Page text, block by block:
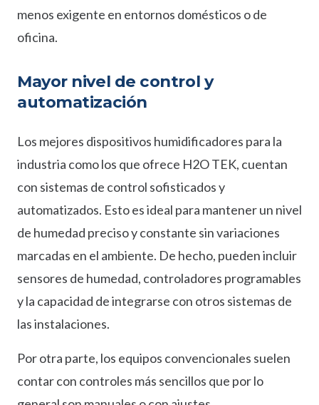
menos exigente en entornos domésticos o de
oficina.
Mayor nivel de control y
automatización
Los mejores dispositivos humidificadores para la
industria como los que ofrece H2O TEK, cuentan
con sistemas de control sofisticados y
automatizados. Esto es ideal para mantener un nivel
de humedad preciso y constante sin variaciones
marcadas en el ambiente. De hecho, pueden incluir
sensores de humedad, controladores programables
y la capacidad de integrarse con otros sistemas de
las instalaciones.
Por otra parte, los equipos convencionales suelen
contar con controles más sencillos que por lo